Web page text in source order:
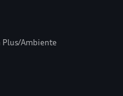
Ambiente